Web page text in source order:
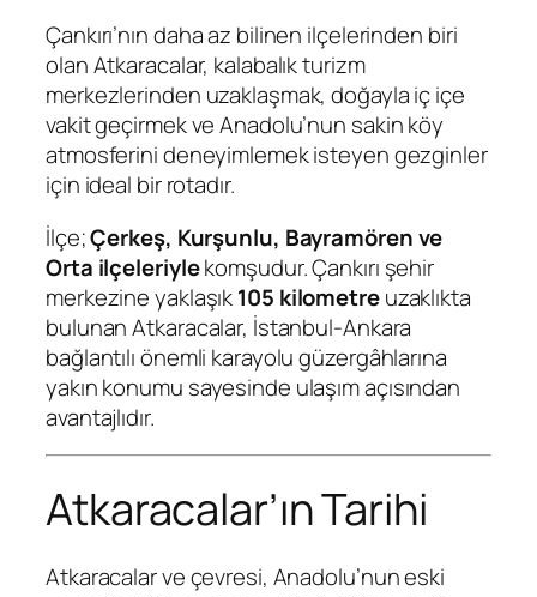
Çankırı’nın daha az bilinen ilçelerinden biri
olan Atkaracalar, kalabalık turizm
merkezlerinden uzaklaşmak, doğayla iç içe
vakit geçirmek ve Anadolu’nun sakin köy
atmosferini deneyimlemek isteyen gezginler
için ideal bir rotadır.
İlçe;Çerkeş, Kurşunlu, Bayramören ve
Orta ilçeleriylekomşudur. Çankırı şehir
merkezine yaklaşık105 kilometreuzaklıkta
bulunan Atkaracalar, İstanbul-Ankara
bağlantılı önemli karayolu güzergâhlarına
yakın konumu sayesinde ulaşım açısından
avantajlıdır.
Atkaracalar’ın Tarihi
Atkaracalar ve çevresi, Anadolu’nun eski